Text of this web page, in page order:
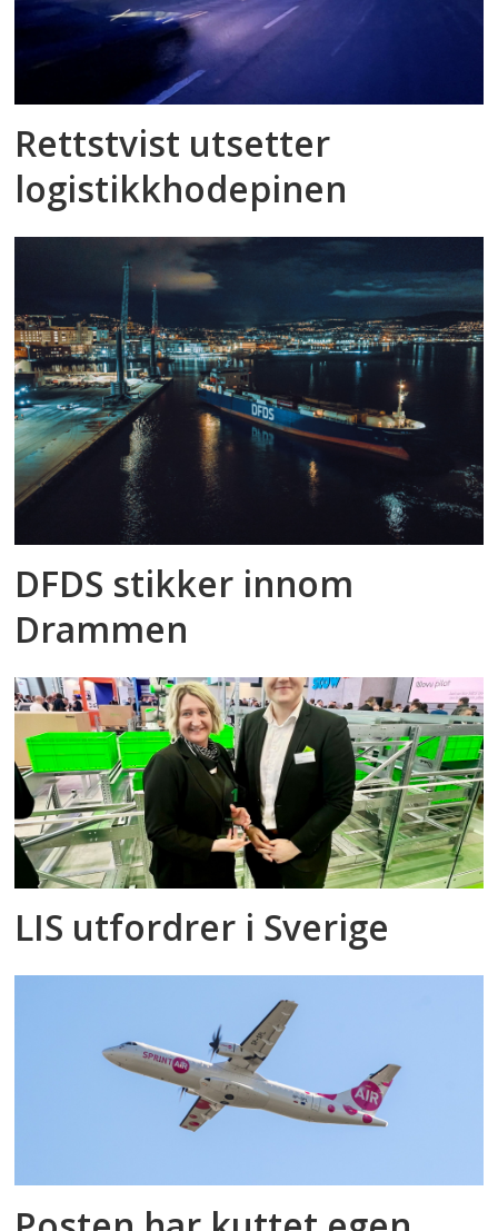
Rettstvist utsetter
logistikkhodepinen
DFDS stikker innom
Drammen
LIS utfordrer i Sverige